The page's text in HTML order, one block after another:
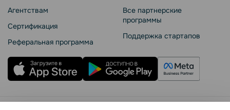
Агентствам
Сертификация
Реферальная программа
Все партнерские
программы
Поддержка стартапов